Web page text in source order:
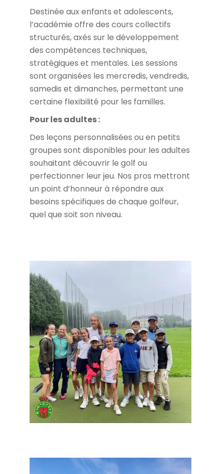
Destinée aux enfants et adolescents,
l’académie offre des cours collectifs
structurés, axés sur le développement
des compétences techniques,
stratégiques et mentales. Les sessions
sont organisées les mercredis, vendredis,
samedis et dimanches, permettant une
certaine flexibilité pour les familles.
Pour les adultes :
Des leçons personnalisées ou en petits
groupes sont disponibles pour les adultes
souhaitant découvrir le golf ou
perfectionner leur jeu. Nos pros mettront
un point d’honneur à répondre aux
besoins spécifiques de chaque golfeur,
quel que soit son niveau.